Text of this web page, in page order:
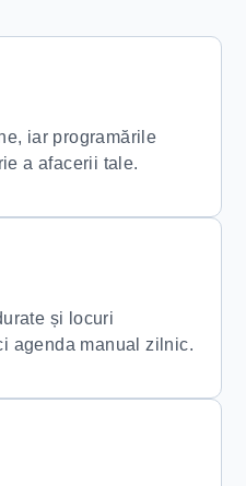
iar programările
a afacerii tale.
și locuri
agenda manual zilnic.